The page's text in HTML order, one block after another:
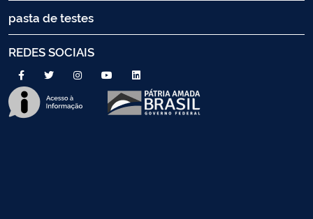
pasta de testes
REDES SOCIAIS